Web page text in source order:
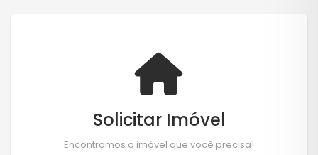
Solicitar Imóvel
Encontramos o imóvel que você precisa!